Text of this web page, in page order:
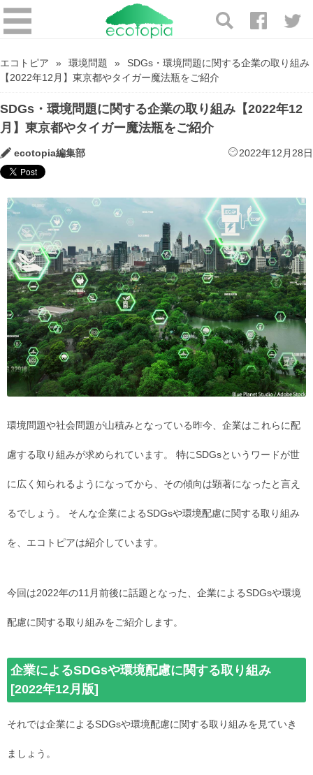
エコトピア 環境問題
SDGs・環境問題に関する企業の取り組み
【2022年12月】東京都やタイガー魔法瓶をご紹介
SDGs・環境問題に関する企業の取り組み【2022年12
月】東京都やタイガー魔法瓶をご紹介
ecotopia編集部 2022年12月28日
環境問題や社会問題が山積みとなっている昨今、企業はこれらに配
慮する取り組みが求められています。 特にSDGsというワードが世
に広く知られるようになってから、その傾向は顕著になったと言え
るでしょう。 そんな企業によるSDGsや環境配慮に関する取り組み
を、エコトピアは紹介しています。
今回は2022年の11月前後に話題となった、企業によるSDGsや環境
配慮に関する取り組みをご紹介します。
企業によるSDGsや環境配慮に関する取り組み
[2022年12月版]
それでは企業によるSDGsや環境配慮に関する取り組みを見ていき
ましょう。